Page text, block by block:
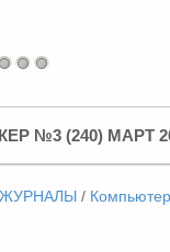
№3 (240) МАРТ
ЖУРНАЛЫ /